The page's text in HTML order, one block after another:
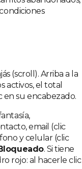
(scroll). Arriba a la
activos, el total
en su encabezado.
email (clic
y celular (clic
. Si tiene
rojo: al hacerle clic